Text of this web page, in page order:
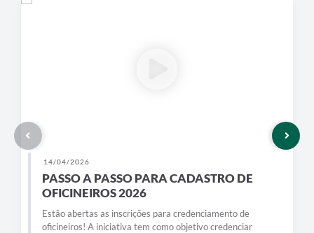
14/04/2026
PASSO A PASSO PARA CADASTRO DE
OFICINEIROS 2026
Estão abertas as inscrições para credenciamento de
oficineiros! A iniciativa tem como objetivo credenciar